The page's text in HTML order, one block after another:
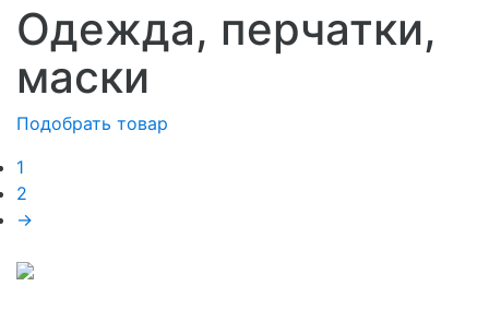
Одежда, перчатки,
маски
Подобрать товар
1
2
→